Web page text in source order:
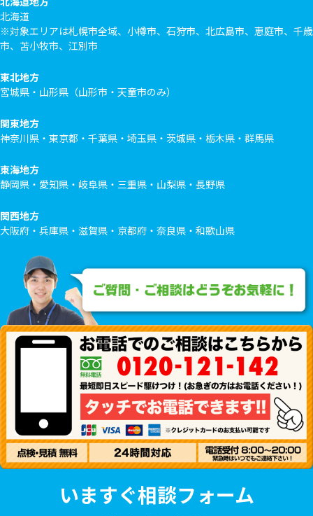
北海道
※対象エリアは札幌市全域、小樽市、石狩市、北広島市、恵庭市、千歳
市、苫小牧市、江別市
東北地方
宮城県・山形県（山形市・天童市のみ）
関東地方
神奈川県・東京都・千葉県・埼玉県・茨城県・栃木県・群馬県
東海地方
静岡県・愛知県・岐阜県・三重県・山梨県・長野県
関西地方
大阪府・兵庫県・滋賀県・京都府・奈良県・和歌山県
いますぐ相談フォーム